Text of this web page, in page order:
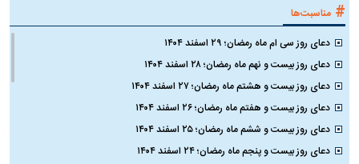
# مناسبت‌ها
دعای روز سی ام ماه رمضان؛ ۲۹ اسفند ۱۴۰۴
دعای روز بیست و نهم ماه رمضان؛ ۲۸ اسفند ۱۴۰۴
دعای روز بیست و هشتم ماه رمضان؛ ۲۷ اسفند ۱۴۰۴
دعای روز بیست و هفتم ماه رمضان؛ ۲۶ اسفند ۱۴۰۴
دعای روز بیست و ششم ماه رمضان؛ ۲۵ اسفند ۱۴۰۴
دعای روز بیست و پنجم ماه رمضان؛ ۲۴ اسفند ۱۴۰۴